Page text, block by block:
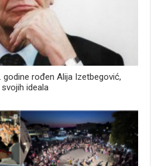
rođen Alija Izetbegović,
ideala